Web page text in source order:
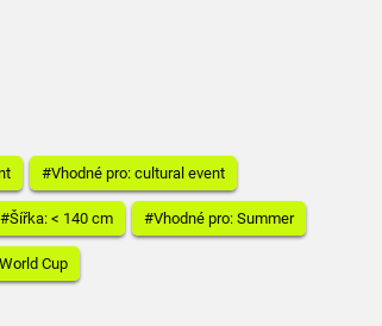
#Vhodné pro: cultural event
#Šířka: < 140 cm #Vhodné pro: Summer
Cup